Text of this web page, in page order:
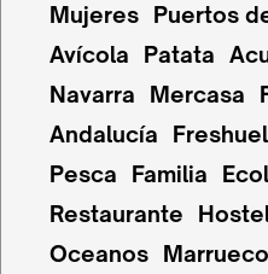
Mujeres Puertos
Avícola
Patata
Navarra
Mercasa
Andalucía
Pesca
Familia
Restaurante
Oceanos